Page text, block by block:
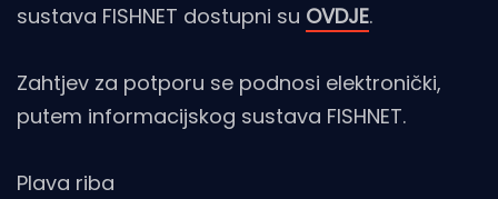
sustava FISHNET dostupni su OVDJE.
Zahtjev za potporu se podnosi elektronički,
putem informacijskog sustava FISHNET.
Plava riba